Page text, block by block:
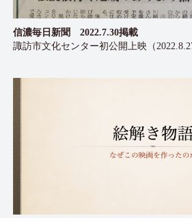
信濃毎日新聞 2022.7.30掲載
諏訪市文化センター初公開上映（